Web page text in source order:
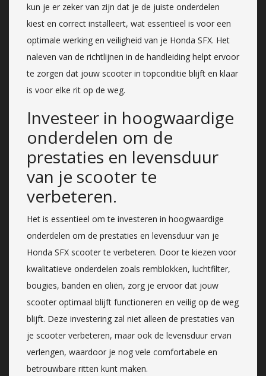
kun je er zeker van zijn dat je de juiste onderdelen
kiest en correct installeert, wat essentieel is voor een
optimale werking en veiligheid van je Honda SFX. Het
naleven van de richtlijnen in de handleiding helpt ervoor
te zorgen dat jouw scooter in topconditie blijft en klaar
is voor elke rit op de weg.
Investeer in hoogwaardige
onderdelen om de
prestaties en levensduur
van je scooter te
verbeteren.
Het is essentieel om te investeren in hoogwaardige
onderdelen om de prestaties en levensduur van je
Honda SFX scooter te verbeteren. Door te kiezen voor
kwalitatieve onderdelen zoals remblokken, luchtfilter,
bougies, banden en oliën, zorg je ervoor dat jouw
scooter optimaal blijft functioneren en veilig op de weg
blijft. Deze investering zal niet alleen de prestaties van
je scooter verbeteren, maar ook de levensduur ervan
verlengen, waardoor je nog vele comfortabele en
betrouwbare ritten kunt maken.